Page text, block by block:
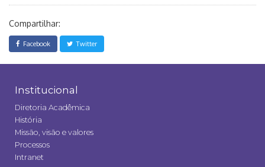
Compartilhar:
Facebook Twitter
Institucional
Diretoria Acadêmica
História
Missão, visão e valores
Processos
Intranet